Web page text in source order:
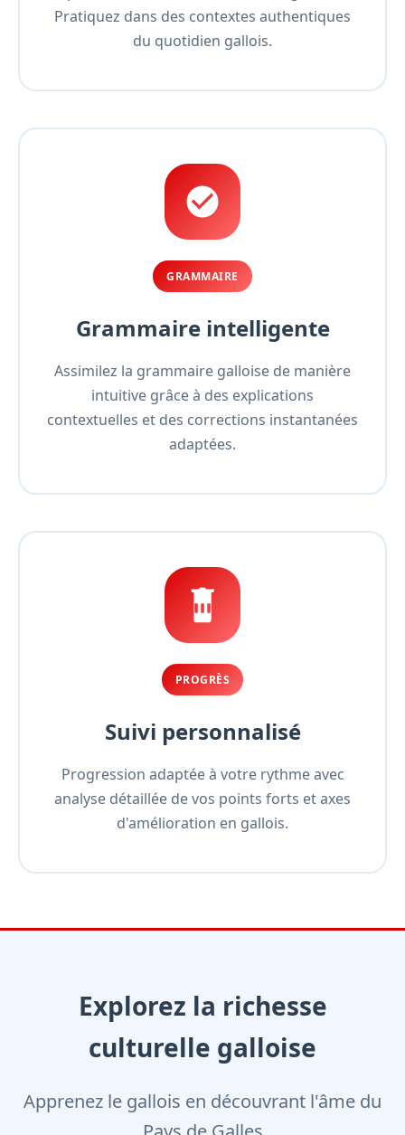
Pratiquez dans des contextes authentiques
du quotidien gallois.
GRAMMAIRE
Grammaire intelligente
Assimilez la grammaire galloise de manière
intuitive grâce à des explications
contextuelles et des corrections instantanées
adaptées.
PROGRÈS
Suivi personnalisé
Progression adaptée à votre rythme avec
analyse détaillée de vos points forts et axes
d'amélioration en gallois.
Explorez la richesse
culturelle galloise
Apprenez le gallois en découvrant l'âme du